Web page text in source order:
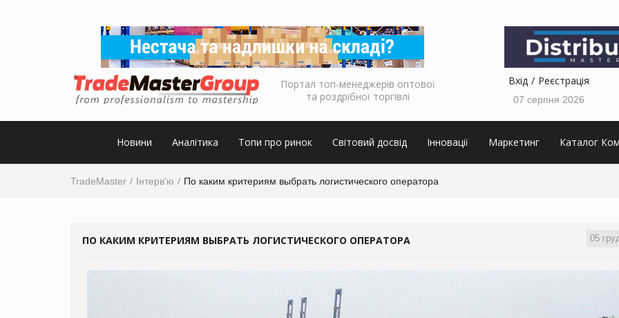
Портал топ-менеджерів оптової
та роздрібної торгівлі
Вхід Реєстрація
07 серпня 2026
Новини Аналітика Топи про ринок Світовий досвід Інновації Маркетинг Каталог
TradeMaster Інтерв'ю По каким критериям выбрать логистического оператора
05
ПО КАКИМ КРИТЕРИЯМ ВЫБРАТЬ ЛОГИСТИЧЕСКОГО ОПЕРАТОРА